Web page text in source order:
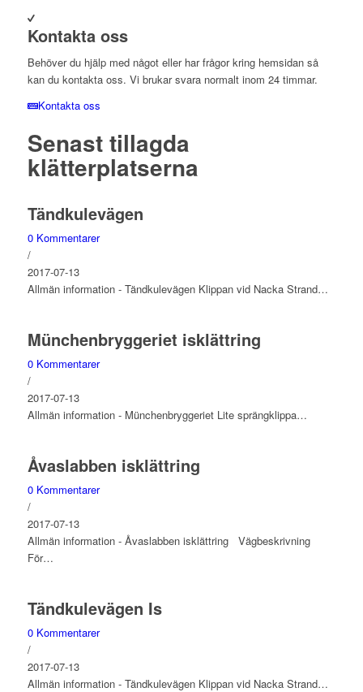
Kontakta oss
Behöver du hjälp med något eller har frågor kring hemsidan så
kan du kontakta oss. Vi brukar svara normalt inom 24 timmar.
Kontakta oss
Senast tillagda
klätterplatserna
Tändkulevägen
0 Kommentarer
/
2017-07-13
Allmän information - Tändkulevägen Klippan vid Nacka Strand…
Münchenbryggeriet isklättring
0 Kommentarer
/
2017-07-13
Allmän information - Münchenbryggeriet Lite sprängklippa…
Åvaslabben isklättring
0 Kommentarer
/
2017-07-13
Allmän information - Åvaslabben isklättring Vägbeskrivning
För…
Tändkulevägen Is
0 Kommentarer
/
2017-07-13
Allmän information - Tändkulevägen Klippan vid Nacka Strand…